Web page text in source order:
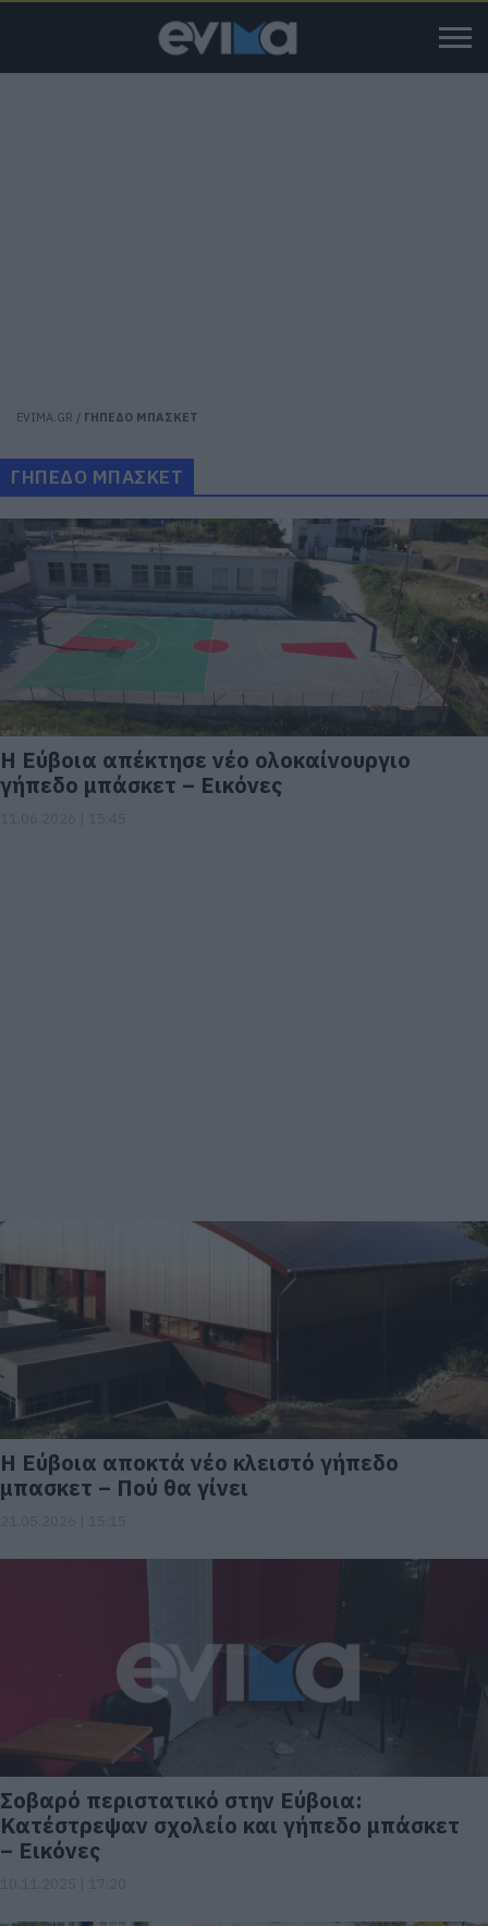
EVIMA.GR / ΓΗΠΕΔΟ ΜΠΑΣΚΕΤ
ΓΗΠΕΔΟ ΜΠΑΣΚΕΤ
Η Εύβοια απέκτησε νέο ολοκαίνουργιο
γήπεδο μπάσκετ – Εικόνες
Η Εύβοια αποκτά νέο κλειστό γήπεδο
μπασκετ – Πού θα γίνει
Σοβαρό περιστατικό στην Εύβοια:
Κατέστρεψαν σχολείο και γήπεδο μπάσκετ
– Εικόνες